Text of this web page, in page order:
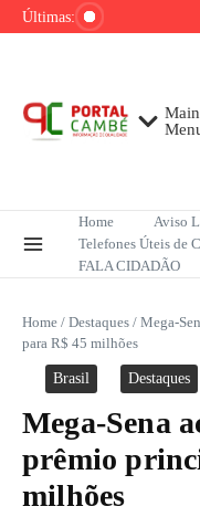
Ir para o conteúdo
Últimas:
Rayssa
audiênciaMain
Home Aviso
Telefones Úteis de
FALA CIDADÃO
Home / Destaques / Mega-
para R$ 45 milhões
Brasil Destaques
Mega-Sena
prêmio
milhões